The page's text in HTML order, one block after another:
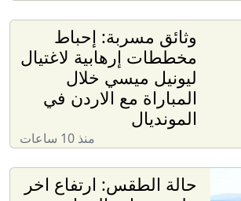
وثائق مسربة: إحباط
مخططات إرهابية لاغتيال
ليونيل ميسي خلال
المباراة مع الاردن في
المونديال
منذ 10 ساعات
حالة الطقس: ارتفاع اخر